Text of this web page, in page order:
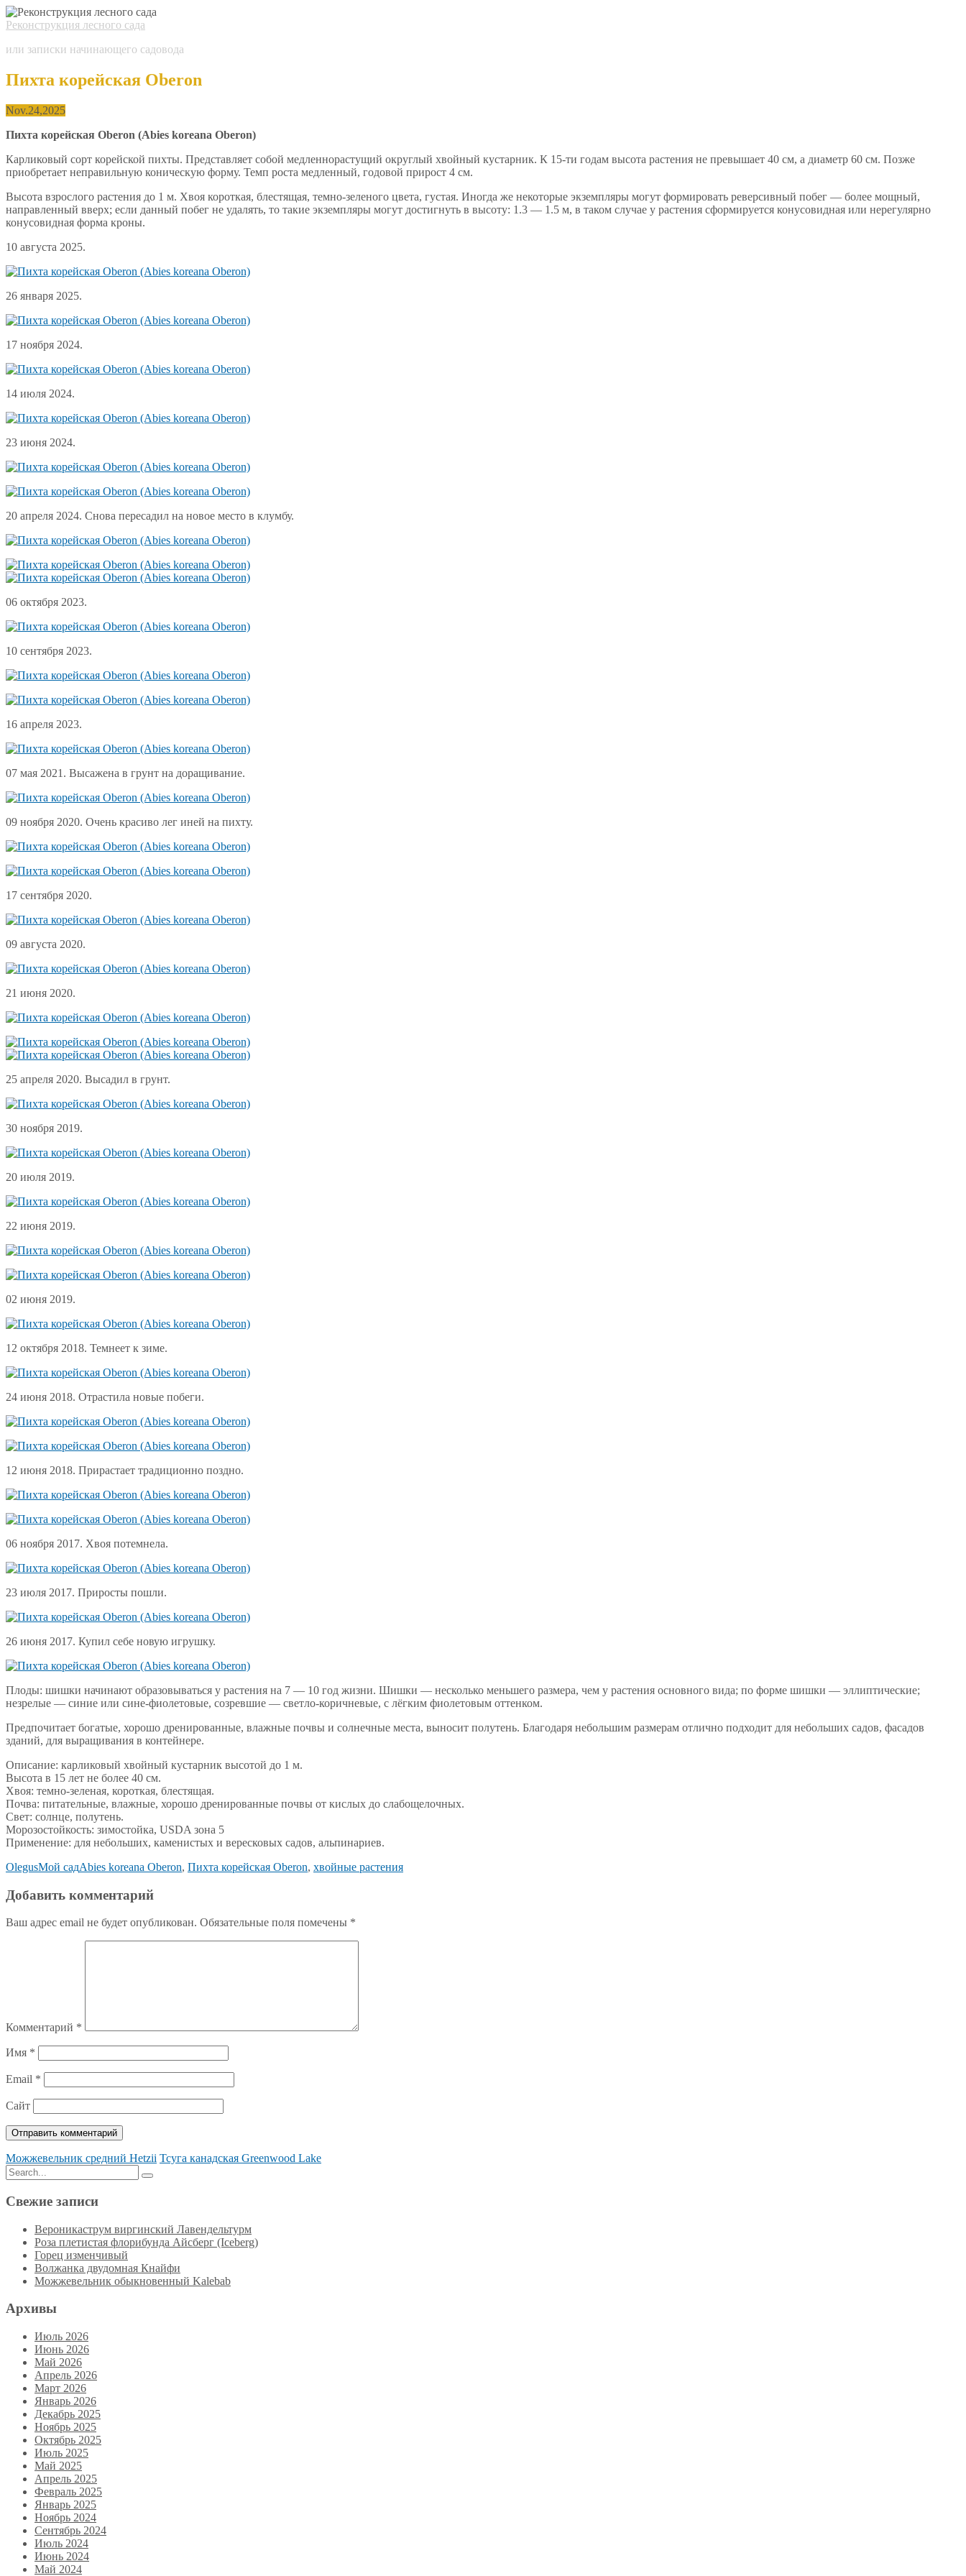
Реконструкция лесного сада
или записки начинающего садовода
Пихта корейская Oberon
Nov.24,2025
Пихта корейская Oberon (Abies koreana Oberon)
Карликовый сорт корейской пихты. Представляет собой медленнорастущий округлый хвойный кустарник. К 15-ти годам высота растения не превышает 40 см, а диаметр 60 см. Позже
приобретает неправильную коническую форму. Темп роста медленный, годовой прирост 4 см.
Высота взрослого растения до 1 м. Хвоя короткая, блестящая, темно-зеленого цвета, густая. Иногда же некоторые экземпляры могут формировать реверсивный побег — более мощный,
направленный вверх; если данный побег не удалять, то такие экземпляры могут достигнуть в высоту: 1.3 — 1.5 м, в таком случае у растения сформируется конусовидная или нерегулярно
конусовидная форма кроны.
10 августа 2025.
26 января 2025.
17 ноября 2024.
14 июля 2024.
23 июня 2024.
20 апреля 2024. Снова пересадил на новое место в клумбу.
06 октября 2023.
10 сентября 2023.
16 апреля 2023.
07 мая 2021. Высажена в грунт на доращивание.
09 ноября 2020. Очень красиво лег иней на пихту.
17 сентября 2020.
09 августа 2020.
21 июня 2020.
25 апреля 2020. Высадил в грунт.
30 ноября 2019.
20 июля 2019.
22 июня 2019.
02 июня 2019.
12 октября 2018. Темнеет к зиме.
24 июня 2018. Отрастила новые побеги.
12 июня 2018. Прирастает традиционно поздно.
06 ноября 2017. Хвоя потемнела.
23 июля 2017. Приросты пошли.
26 июня 2017. Купил себе новую игрушку.
Плоды: шишки начинают образовываться у растения на 7 — 10 год жизни. Шишки — несколько меньшего размера, чем у растения основного вида; по форме шишки — эллиптические;
незрелые — синие или сине-фиолетовые, созревшие — светло-коричневые, с лёгким фиолетовым оттенком.
Предпочитает богатые, хорошо дренированные, влажные почвы и солнечные места, выносит полутень. Благодаря небольшим размерам отлично подходит для небольших садов, фасадов
зданий, для выращивания в контейнере.
Описание: карликовый хвойный кустарник высотой до 1 м.
Высота в 15 лет не более 40 см.
Хвоя: темно-зеленая, короткая, блестящая.
Почва: питательные, влажные, хорошо дренированные почвы от кислых до слабощелочных.
Свет: солнце, полутень.
Морозостойкость: зимостойка, USDA зона 5
Применение: для небольших, каменистых и вересковых садов, альпинариев.
OlegusМой садAbies koreana Oberon, Пихта корейская Oberon, хвойные растения
Добавить комментарий
Ваш адрес email не будет опубликован. Обязательные поля помечены *
Комментарий *
Имя *
Email *
Сайт
Можжевельник средний Hetzii Тсуга канадская Greenwood Lake
Search
for:
Search
Свежие записи
Вероникаструм виргинский Лавендельтурм
Роза плетистая флорибунда Айсберг (Iceberg)
Горец изменчивый
Волжанка двудомная Кнайфи
Можжевельник обыкновенный Kalebab
Архивы
Июль 2026
Июнь 2026
Май 2026
Апрель 2026
Март 2026
Январь 2026
Декабрь 2025
Ноябрь 2025
Октябрь 2025
Июль 2025
Май 2025
Апрель 2025
Февраль 2025
Январь 2025
Ноябрь 2024
Сентябрь 2024
Июль 2024
Июнь 2024
Май 2024